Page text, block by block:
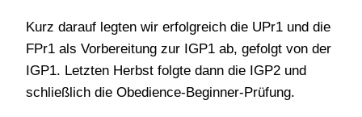
Kurz darauf legten wir erfolgreich die UPr1 und die
FPr1 als Vorbereitung zur IGP1 ab, gefolgt von der
IGP1. Letzten Herbst folgte dann die IGP2 und
schließlich die Obedience-Beginner-Prüfung.